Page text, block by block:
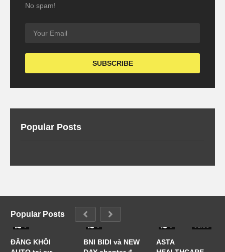
No spam!
Popular Posts
Popular Posts
0
ĐĂNG KHÔI
0
BNI BIDI và NEW
0 01:33
ASTA